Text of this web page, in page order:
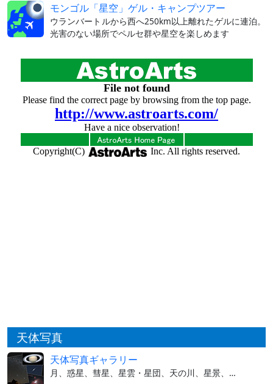
モンゴル「星空」ゲル・キャンプツアー
ウランバートルから西へ250km以上離れたゲルに連泊。
光害のない場所でペルセ群や星空を楽しめます
天体写真
天体写真ギャラリー
月、惑星、彗星、星雲・星団、天の川、星景、…